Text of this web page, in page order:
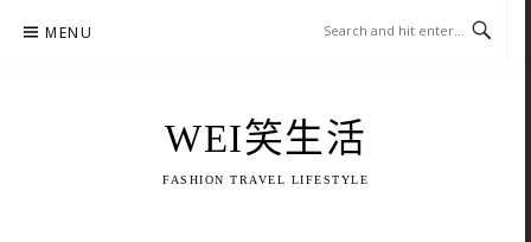
MENU
WEI笑生活
FASHION TRAVEL LIFESTYLE